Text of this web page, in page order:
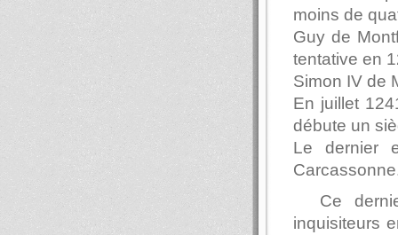
moins de
Guy de
tentative en
Simon IV de
En juillet
débute un
Le dernier
Ce
inquisiteurs